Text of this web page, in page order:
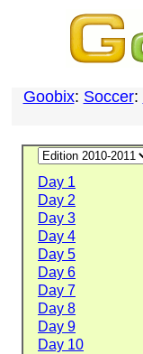
Goobix: Soccer:
Day 1
Day 2
Day 3
Day 4
Day 5
Day 6
Day 7
Day 8
Day 9
Day 10